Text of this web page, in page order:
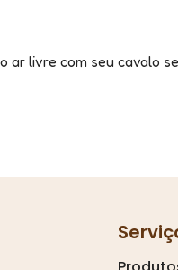
livre com seu cavalo